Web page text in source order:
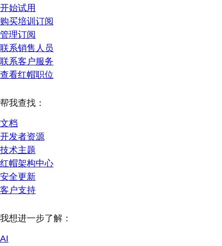
开始试用
购买培训订阅
管理订阅
联系销售人员
联系客户服务
查看红帽职位
帮我查找：
文档
开发者资源
技术主题
红帽架构中心
安全更新
客户支持
我想进一步了解：
AI